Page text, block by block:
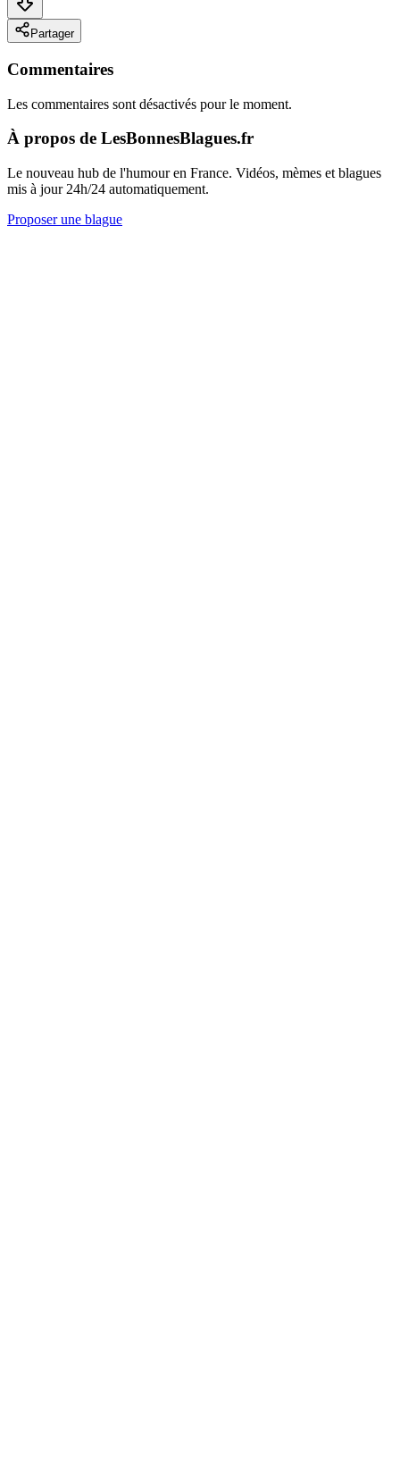
Partager
Commentaires
Les commentaires sont désactivés pour le moment.
À propos de LesBonnesBlagues.fr
Le nouveau hub de l'humour en France. Vidéos, mèmes et blagues
mis à jour 24h/24 automatiquement.
Proposer une blague